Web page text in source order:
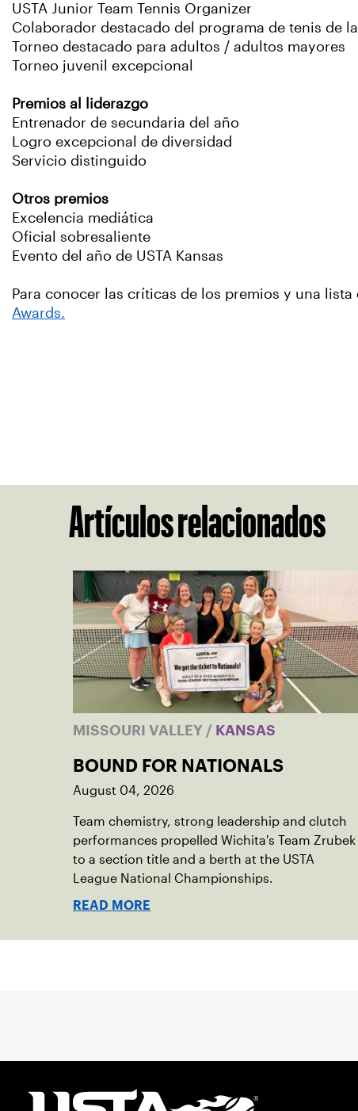
USTA Junior Team Tennis Organizer
Colaborador destacado del programa de tenis de
Torneo destacado para adultos / adultos mayores
Torneo juvenil excepcional
Premios al liderazgo
Entrenador de secundaria del año
Logro excepcional de diversidad
Servicio distinguido
Otros premios
Excelencia mediática
Oficial sobresaliente
Evento del año de USTA Kansas
Para conocer las críticas de los premios y una
Awards.
Artículos relacionados
MISSOURI VALLEY / KANSAS
BOUND FOR NATIONALS
August 04, 2026
Team chemistry, strong leadership and clutch
performances propelled Wichita's Team Zrubek
to a section title and a berth at the USTA
League National Championships.
READ MORE